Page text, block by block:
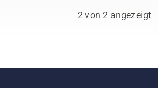
2 von 2 angezeigt